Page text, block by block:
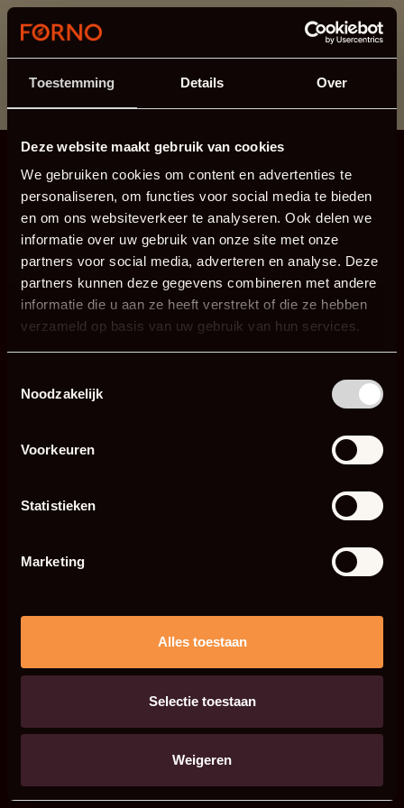
Toestemming Details Over
Deze website maakt gebruik van cookies
We gebruiken cookies om content en advertenties te
personaliseren, om functies voor social media te bieden
en om ons websiteverkeer te analyseren. Ook delen we
informatie over uw gebruik van onze site met onze
partners voor social media, adverteren en analyse. Deze
partners kunnen deze gegevens combineren met andere
informatie die u aan ze heeft verstrekt of die ze hebben
verzameld op basis van uw gebruik van hun services.
Noodzakelijk
Voorkeuren
Statistieken
Marketing
Alles toestaan
Selectie toestaan
Weigeren
Dieser Abschnitt wird derzeit gewartet.
Wenn Sie Informationen vermissen, können Sie uns
unter +31 413 395 294 anrufen oder uns unter